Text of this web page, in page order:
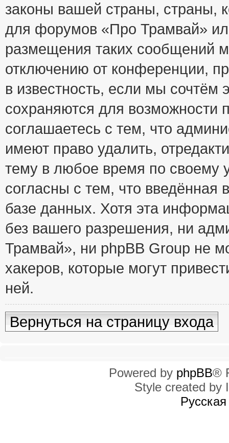
законы вашей страны, страны,
для форумов «Про Трамвай»
размещения таких сообщений
отключению от конференции,
в известность, если мы
сохраняются для возможности
соглашаетесь с тем, что
имеют право удалить,
тему в любое время по своему
согласны с тем, что
базе данных. Хотя эта
без вашего разрешения, ни
Трамвай», ни phpBB Group не
хакеров, которые могут
ней.
Вернуться на страницу входа
Powered by phpBB®
Style created by